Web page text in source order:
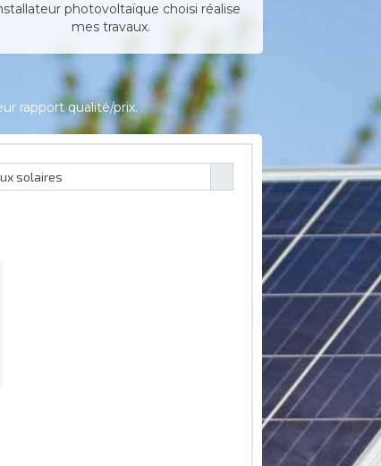
photovoltaïque choisi réalise
mes travaux.
rapport qualité/prix.